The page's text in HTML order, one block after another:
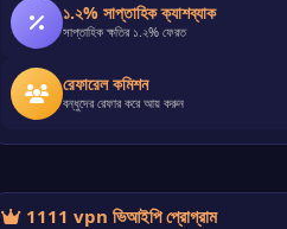
১.২% সাপ্তাহিক ক্যাশব্যাক
সাপ্তাহিক ক্ষতির ১.২% ফেরত
রেফারেল কমিশন
বন্ধুদের রেফার করে আয় করুন
1111 vpn ভিআইপি প্রোগ্রাম